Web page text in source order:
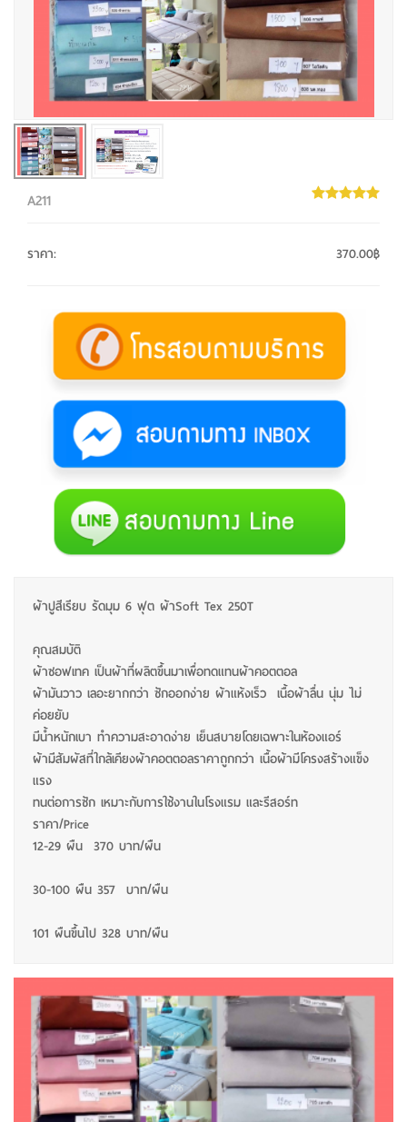
A211
ราคา: 370.00฿
ผ้าปูสีเรียบ รัดมุม 6 ฟุต ผ้าSoft Tex 250T
คุณสมบัติ
ผ้าซอฟเทค เป็นผ้าที่ผลิตขึ้นมาเพื่อทดแทนผ้าคอตตอล
ผ้ามันวาว เลอะยากกว่า ซักออกง่าย ผ้าแห้งเร็ว เนื้อผ้าลื่น นุ่ม ไม่
ค่อยยับ
มีน้ำหนักเบา ทำความสะอาดง่าย เย็นสบายโดยเฉพาะในห้องแอร์
ผ้ามีสัมผัสที่ใกล้เคียงผ้าคอตตอลราคาถูกกว่า เนื้อผ้ามีโครงสร้างแข็ง
แรง
ทนต่อการซัก เหมาะกับการใช้งานในโรงแรม และรีสอร์ท
ราคา/Price
12-29 ผืน 370 บาท/ผืน
30-100 ผืน 357 บาท/ผืน
101 ผืนขึ้นไป 328 บาท/ผืน